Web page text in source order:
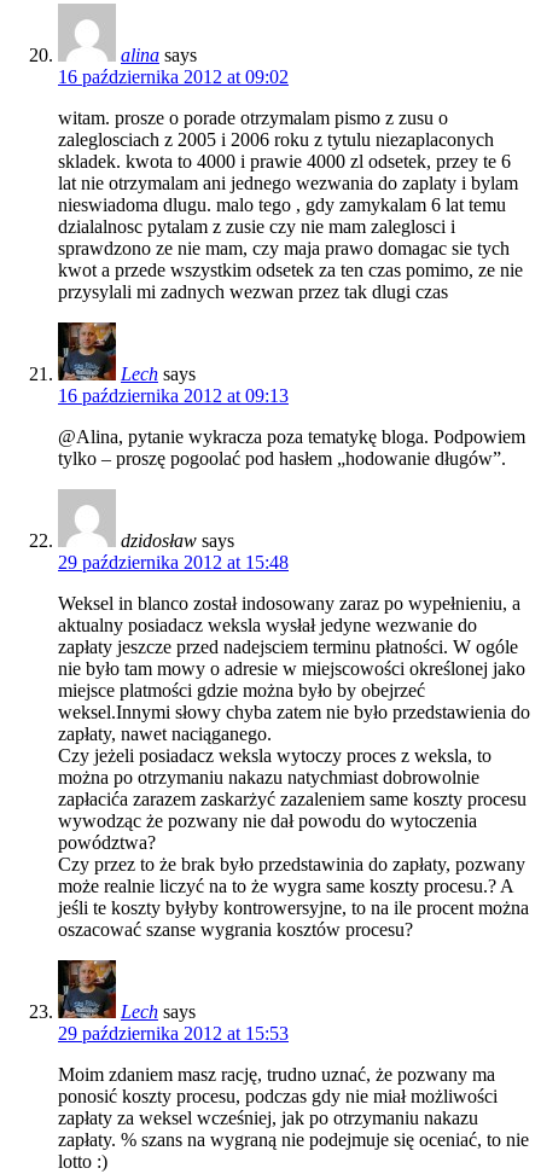
alina says
16 października 2012 at 09:02
witam. prosze o porade otrzymalam pismo z zusu o
zaleglosciach z 2005 i 2006 roku z tytulu niezaplaconych
skladek. kwota to 4000 i prawie 4000 zl odsetek, przey te 6
lat nie otrzymalam ani jednego wezwania do zaplaty i bylam
nieswiadoma dlugu. malo tego , gdy zamykalam 6 lat temu
dzialalnosc pytalam z zusie czy nie mam zaleglosci i
sprawdzono ze nie mam, czy maja prawo domagac sie tych
kwot a przede wszystkim odsetek za ten czas pomimo, ze nie
przysylali mi zadnych wezwan przez tak dlugi czas
Lech says
16 października 2012 at 09:13
@Alina, pytanie wykracza poza tematykę bloga. Podpowiem
tylko – proszę pogoolać pod hasłem „hodowanie długów”.
dzidosław says
29 października 2012 at 15:48
Weksel in blanco został indosowany zaraz po wypełnieniu, a
aktualny posiadacz weksla wysłał jedyne wezwanie do
zapłaty jeszcze przed nadejsciem terminu płatności. W ogóle
nie było tam mowy o adresie w miejscowości określonej jako
miejsce platmości gdzie można było by obejrzeć
weksel.Innymi słowy chyba zatem nie było przedstawienia do
zapłaty, nawet naciąganego.
Czy jeżeli posiadacz weksla wytoczy proces z weksla, to
można po otrzymaniu nakazu natychmiast dobrowolnie
zapłacića zarazem zaskarżyć zazaleniem same koszty procesu
wywodząc że pozwany nie dał powodu do wytoczenia
powództwa?
Czy przez to że brak było przedstawinia do zapłaty, pozwany
może realnie liczyć na to że wygra same koszty procesu.? A
jeśli te koszty byłyby kontrowersyjne, to na ile procent można
oszacować szanse wygrania kosztów procesu?
Lech says
29 października 2012 at 15:53
Moim zdaniem masz rację, trudno uznać, że pozwany ma
ponosić koszty procesu, podczas gdy nie miał możliwości
zapłaty za weksel wcześniej, jak po otrzymaniu nakazu
zapłaty. % szans na wygraną nie podejmuje się oceniać, to nie
lotto :)